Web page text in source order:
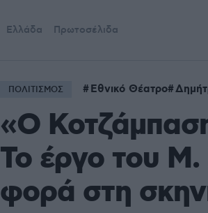
Ελλάδα Πρωτοσέλιδα
ΠΟΛΙΤΙΣΜΟΣ Εθνικό Θέατρο
«Ο
Το έργο του
φορά στη